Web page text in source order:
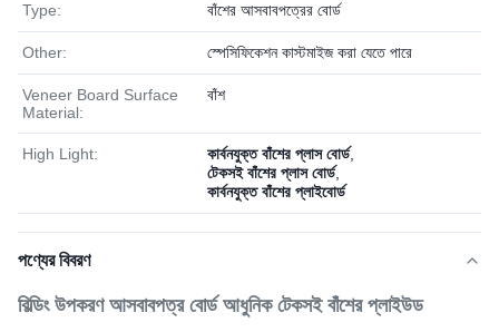
Type: বাঁশের আসবাবপত্রের বোর্ড
Other: স্পেসিফিকেশন কাস্টমাইজ করা যেতে পারে
Veneer Board Surface
Material:
বাঁশ
High Light: কার্বনযুক্ত বাঁশের প্লাস বোর্ড,
টেকসই বাঁশের প্লাস বোর্ড,
কার্বনযুক্ত বাঁশের প্লাইবোর্ড
পণ্যের বিবরণ
বিল্ডিং উপকরণ আসবাবপত্র বোর্ড আধুনিক টেকসই বাঁশের প্লাইউড